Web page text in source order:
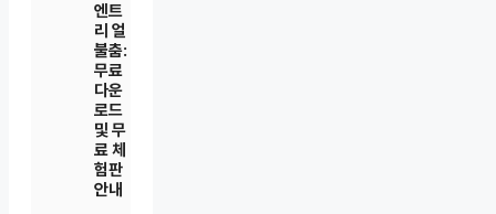
엔트
리 얼
불춤:
무료
다운
로드
및 무
료 체
험판
안내